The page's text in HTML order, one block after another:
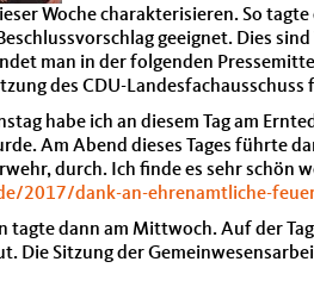
Woche charakterisieren. So
geeignet. Dies
man in der folgenden
des CDU-
habe ich an diesem Tag am
Am Abend dieses Tages führte
durch. Ich finde es sehr
2017/dank-an-ehrenamtliche-
tagte dann am Mittwoch. Auf der
Die Sitzung der